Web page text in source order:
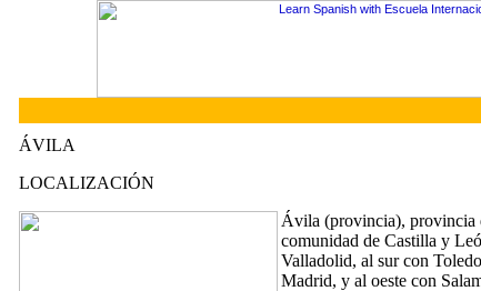
ÁVILA
LOCALIZACIÓN
Ávila (provincia), provincia
comunidad de Castilla y
Valladolid, al sur con
Madrid, y al oeste con